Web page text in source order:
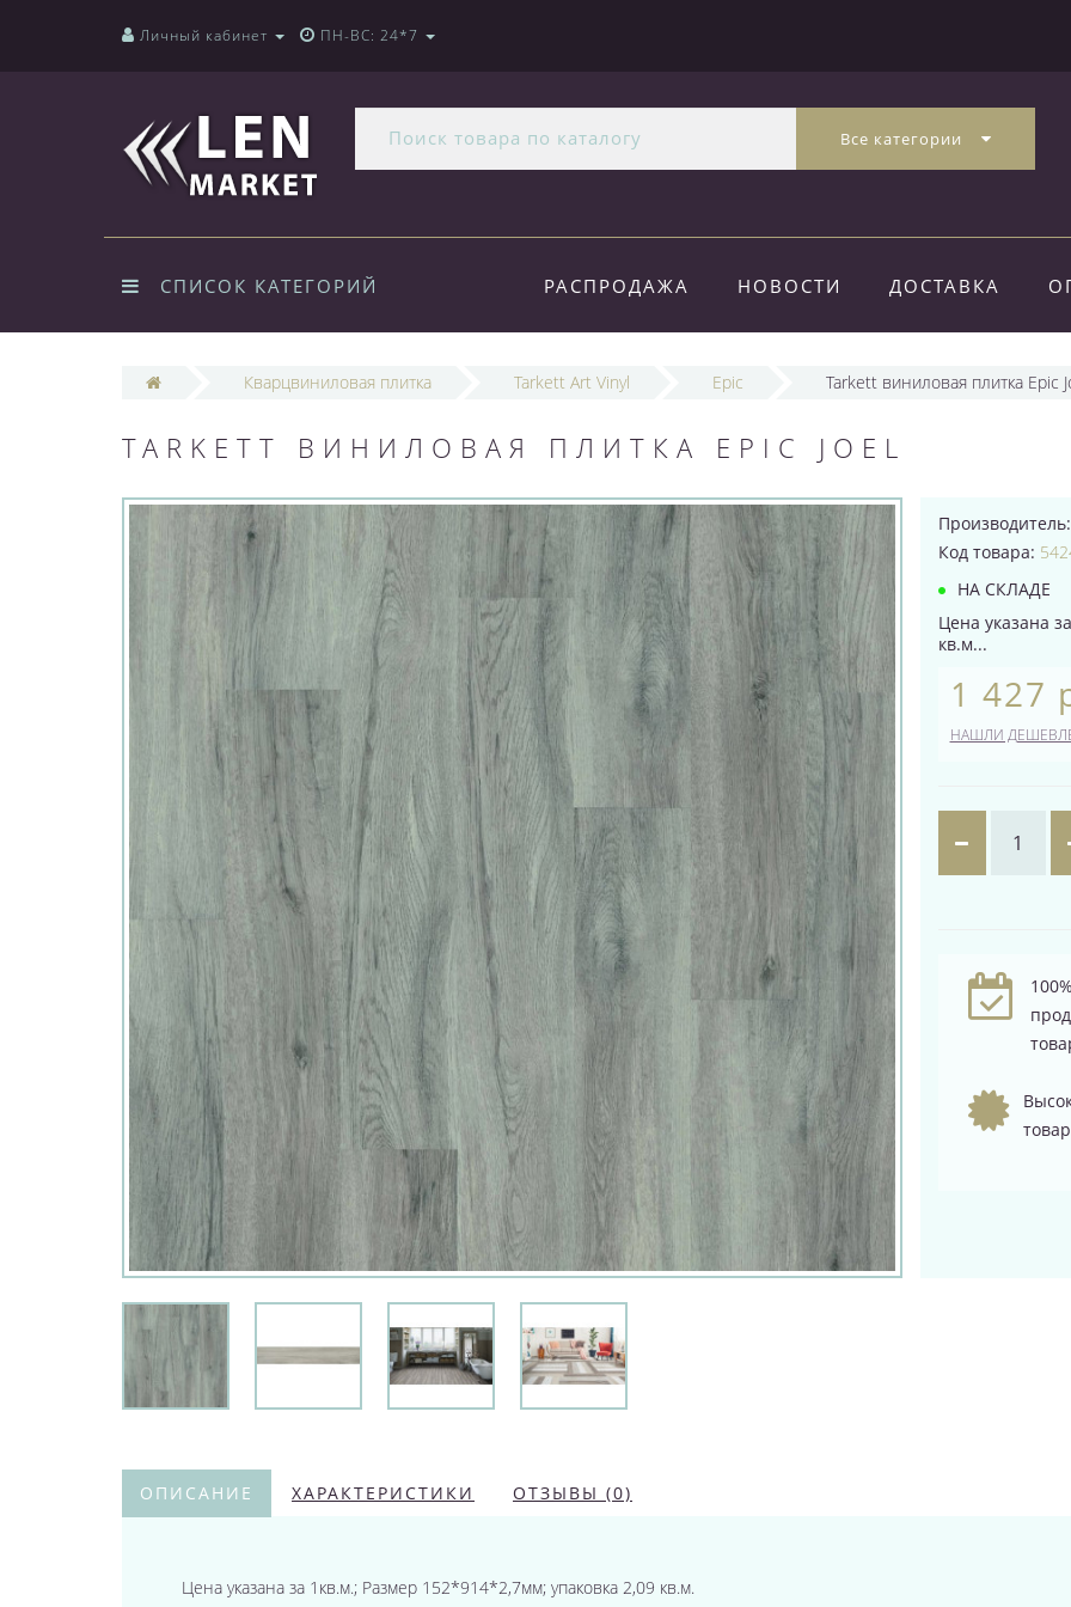
Личный кабинет ПН-ВС: 24*7
Все категории
СПИСОК КАТЕГОРИЙ РАСПРОДАЖА НОВОСТИ ДОСТАВКА
Кварцвиниловая плитка Tarkett Art Vinyl Epic Tarkett виниловая плитка Epic
TARKETT ВИНИЛОВАЯ ПЛИТКА EPIC JOEL
Код товара:
НА СКЛАДЕ
Цена указана
кв.м...
1 427
НАШЛИ
ОПИСАНИЕ ХАРАКТЕРИСТИКИ ОТЗЫВЫ (0)
Цена указана за 1кв.м.; Размер 152*914*2,7мм; упаковка 2,09 кв.м.